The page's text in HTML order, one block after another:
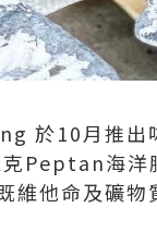
於10月推出
Peptan海洋
維他命及礦物